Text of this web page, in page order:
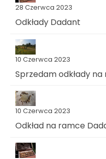
28 Czerwca 2023
Odkłady Dadant
10 Czerwca 2023
Sprzedam odkłady
10 Czerwca 2023
Odkład na ramce